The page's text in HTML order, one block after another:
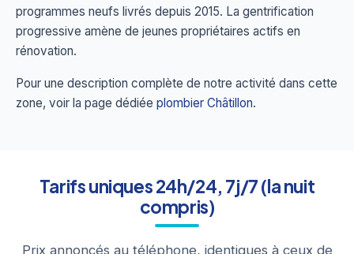
programmes neufs livrés depuis 2015. La gentrification
progressive amène de jeunes propriétaires actifs en
rénovation.
Pour une description complète de notre activité dans cette
zone, voir la page dédiée plombier Châtillon.
Tarifs uniques 24h/24, 7j/7 (la nuit
compris)
Prix annoncés au téléphone, identiques à ceux de